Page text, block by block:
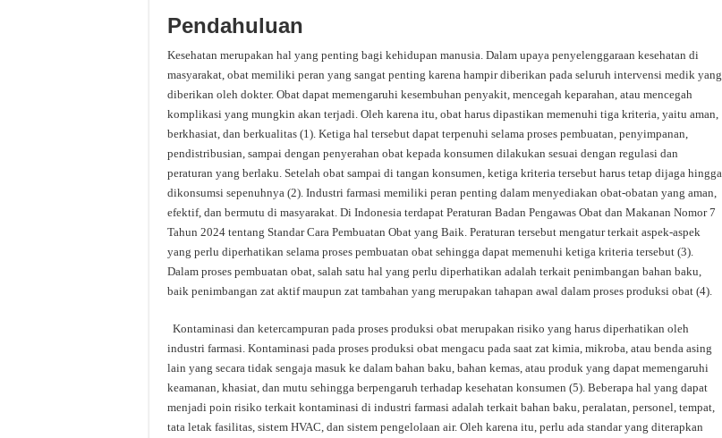
Pendahuluan
Kesehatan merupakan hal yang penting bagi kehidupan manusia. Dalam upaya penyelenggaraan kesehatan di
masyarakat, obat memiliki peran yang sangat penting karena hampir diberikan pada seluruh intervensi medik yang
diberikan oleh dokter. Obat dapat memengaruhi kesembuhan penyakit, mencegah keparahan, atau mencegah
komplikasi yang mungkin akan terjadi. Oleh karena itu, obat harus dipastikan memenuhi tiga kriteria, yaitu aman,
berkhasiat, dan berkualitas (1). Ketiga hal tersebut dapat terpenuhi selama proses pembuatan, penyimpanan,
pendistribusian, sampai dengan penyerahan obat kepada konsumen dilakukan sesuai dengan regulasi dan
peraturan yang berlaku. Setelah obat sampai di tangan konsumen, ketiga kriteria tersebut harus tetap dijaga hingga
dikonsumsi sepenuhnya (2). Industri farmasi memiliki peran penting dalam menyediakan obat-obatan yang aman,
efektif, dan bermutu di masyarakat. Di Indonesia terdapat Peraturan Badan Pengawas Obat dan Makanan Nomor 7
Tahun 2024 tentang Standar Cara Pembuatan Obat yang Baik. Peraturan tersebut mengatur terkait aspek-aspek
yang perlu diperhatikan selama proses pembuatan obat sehingga dapat memenuhi ketiga kriteria tersebut (3).
Dalam proses pembuatan obat, salah satu hal yang perlu diperhatikan adalah terkait penimbangan bahan baku,
baik penimbangan zat aktif maupun zat tambahan yang merupakan tahapan awal dalam proses produksi obat (4).
Kontaminasi dan ketercampuran pada proses produksi obat merupakan risiko yang harus diperhatikan oleh
industri farmasi. Kontaminasi pada proses produksi obat mengacu pada saat zat kimia, mikroba, atau benda asing
lain yang secara tidak sengaja masuk ke dalam bahan baku, bahan kemas, atau produk yang dapat memengaruhi
keamanan, khasiat, dan mutu sehingga berpengaruh terhadap kesehatan konsumen (5). Beberapa hal yang dapat
menjadi poin risiko terkait kontaminasi di industri farmasi adalah terkait bahan baku, peralatan, personel, tempat,
tata letak fasilitas, sistem HVAC, dan sistem pengelolaan air. Oleh karena itu, perlu ada standar yang diterapkan